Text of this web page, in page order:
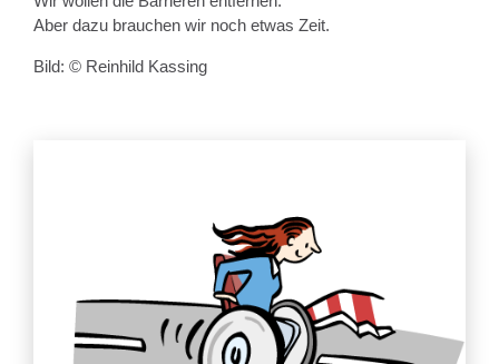
Aber dazu brauchen wir noch etwas Zeit.
Bild: © Reinhild Kassing